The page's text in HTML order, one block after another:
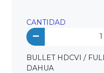
CANTIDAD
BULLET HDCVI /
DAHUA